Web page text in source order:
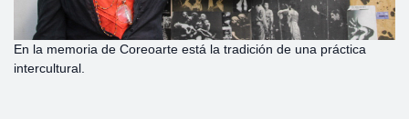
En la memoria de Coreoarte está la tradición de una práctica
intercultural.